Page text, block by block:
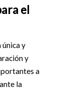
el
única y
y
a
la